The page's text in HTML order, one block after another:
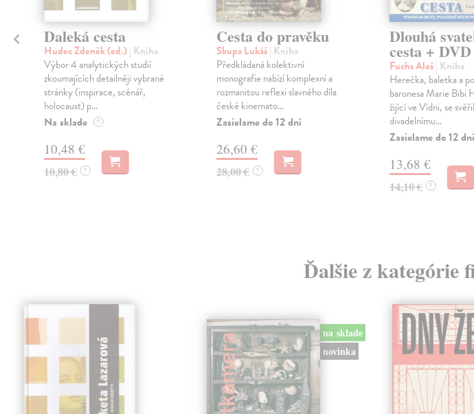
Daleká cesta
Hudec Zdeněk (ed.)| Kniha
Výbor 4 analytických studií
zkoumajících detailněji vybrané
stránky (inspirace, scénář,
holocaust) p...
Na sklade ?
10,48 €
10,80 € ?
Cesta do pravěku
Skupa Lukáš| Kniha
Předkládaná kolektivní
monografie nabízí komplexní a
rozmanitou reflexi slavného díla
české kinemato...
Zasielame do 12 dní
26,60 €
28,00 € ?
Dlouhá
cesta + DVD
Fuchs Aleš| Kniha
Herečka, baletka a
baronesa Marie Bibi
žijící ve Vídni, se
divadelnímu...
Zasielame do 12 dní
13,68 €
14,10 € ?
Ďalšie z kategórie
na sklade
novinka